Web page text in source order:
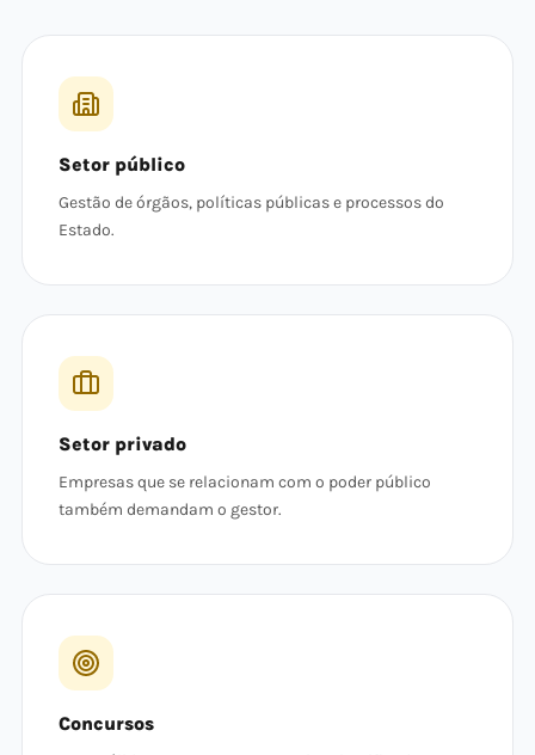
Setor público
Gestão de órgãos, políticas públicas e processos do
Estado.
Setor privado
Empresas que se relacionam com o poder público
também demandam o gestor.
Concursos